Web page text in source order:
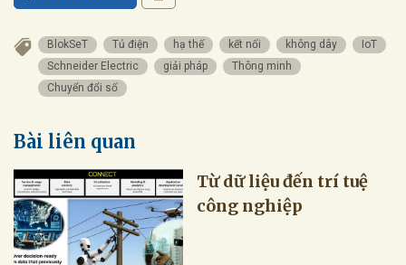
BlokSeT Tủ điện hạ thế kết nối không dây
IoT
Schneider Electric
giải pháp
Thông minh
Chuyển đổi số
Bài liên quan
Từ dữ liệu đến trí tuệ
công nghiệp